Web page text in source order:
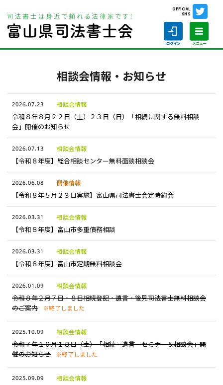
OFFICIAL
SNS
相談会情報・お知らせ
相談会情報・お知らせ
2026.07.23 相談会情報
令和８年８月２２日（土）２３日（日）「相続に関する無料相談
会」開催のお知らせ
2026.07.13 相談会情報
【令和８年度】総合相談センター無料面談相談会
2026.06.08 開催情報
【令和８年５月２３日実施】富山県司法書士会定時総会
2026.03.31 相談会情報
【令和８年度】富山市多重債務相談
2026.03.31 相談会情報
【令和８年度】富山市定期無料相談会
2026.01.09 相談会情報
令和８年２月７日・８日相続登記・遺言・後見司法書士無料相談会
のご案内
※終了しました
2025.10.09 相談会情報
令和７年１０月１８日（土）「相続・遺言 セミナー＆相談会」開
催のお知らせ
※終了しました
2025.09.09 相談会情報
司法書士の仕事
司法書士を探す
司法書士に相談する
当会について
相談会情報・お知らせ
交通アクセス